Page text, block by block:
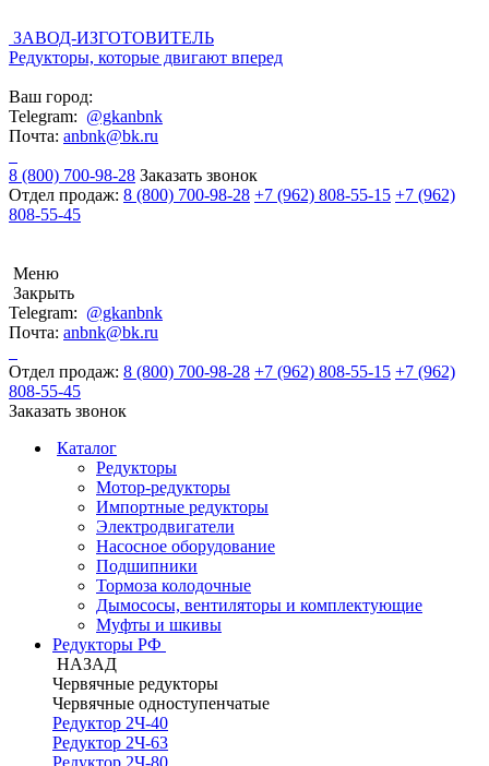
ЗАВОД-ИЗГОТОВИТЕЛЬ
Редукторы, которые двигают вперед
Ваш город:
Telegram: @gkanbnk
Почта: anbnk@bk.ru
8 (800) 700-98-28 Заказать звонок
Отдел продаж: 8 (800) 700-98-28 +7 (962) 808-55-15 +7 (962)
808-55-45
Меню
Закрыть
Telegram: @gkanbnk
Почта: anbnk@bk.ru
Отдел продаж: 8 (800) 700-98-28 +7 (962) 808-55-15 +7 (962)
808-55-45
Заказать звонок
Каталог
Редукторы
Мотор-редукторы
Импортные редукторы
Электродвигатели
Насосное оборудование
Подшипники
Тормоза колодочные
Дымососы, вентиляторы и комплектующие
Муфты и шкивы
Редукторы РФ
НАЗАД
Червячные редукторы
Червячные одноступенчатые
Редуктор 2Ч-40
Редуктор 2Ч-63
Редуктор 2Ч-80